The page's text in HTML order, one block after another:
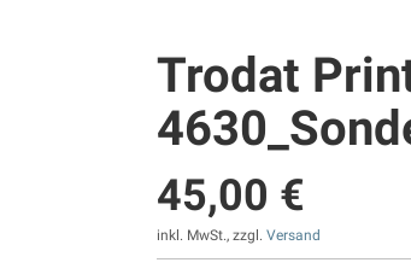
Trodat
45,00 €
inkl. MwSt., zzgl.Versand